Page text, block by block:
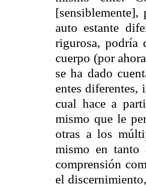
auto estante
rigurosa, podría
cuerpo (por
se ha dado
entes diferentes,
cual hace a
mismo que le
otras a los
mismo en tanto
comprensión
el